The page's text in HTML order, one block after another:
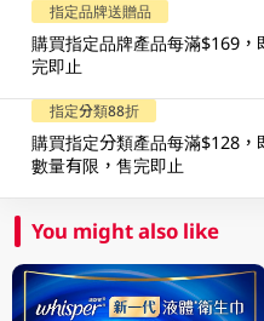
指定品牌送贈品
購買指定品牌產品每滿$169
完即止
指定分類88折
購買指定分類產品每滿$128
數量有限，售完即止
You might also like